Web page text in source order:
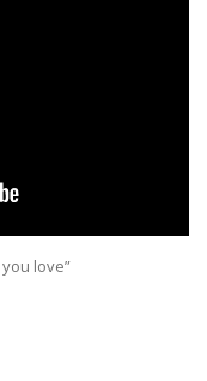
love”